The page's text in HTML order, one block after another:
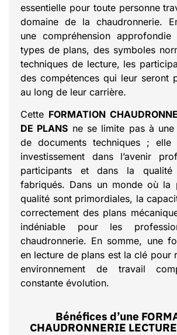
essentielle pour toute personne
domaine de la chaudronnerie.
une compréhension
types de plans, des symboles
techniques de lecture, les
des compétences qui leur seront
au long de leur carrière.
Cette FORMATION
DE PLANS ne se limite pas à
de documents techniques ; elle
investissement dans l’avenir
participants et dans la
fabriqués. Dans un monde où la
qualité sont primordiales, la
correctement des plans
indéniable pour les
chaudronnerie. En somme, une
en lecture de plans est la clé pour
environnement de travail
constante évolution.
Bénéfices d’une FORMATION
CHAUDRONNERIE